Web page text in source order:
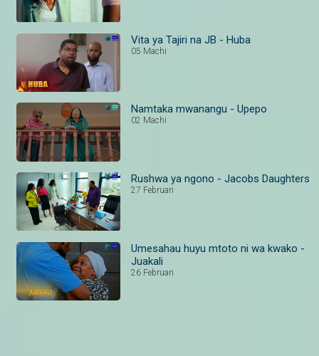
Vita ya Tajiri na JB - Huba
05 Machi
Namtaka mwanangu - Upepo
02 Machi
Rushwa ya ngono - Jacobs Daughters
27 Februari
Umesahau huyu mtoto ni wa kwako -
Juakali
26 Februari